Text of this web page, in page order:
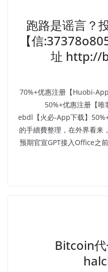
跑路是谣言？
【信
址 http://
【唯客WEEX-App下载】70%+优惠注册【
50%+优惠注册【唯
ebdl【火必-App下载】
的手續費整理，在外界看来
预期官宣GPT接入Office之
Bitcoin